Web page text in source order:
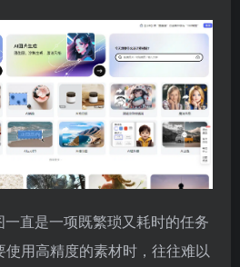
直是一项既繁琐又耗时的任务
用高精度的素材时，往往难以